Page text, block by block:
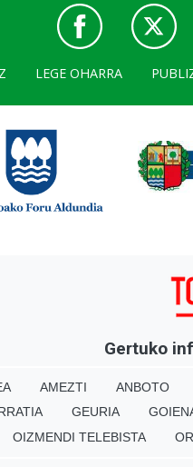
LEGE OHARRA
Gertuko
AMEZTI ANBOTO
GEURIA
OIZMENDI TELEBISTA